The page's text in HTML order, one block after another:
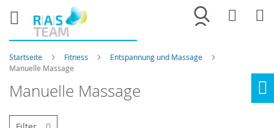
Merkliste
Startseite Fitness
Entspannung und Massage
Manuelle Massage
Manuelle Massage